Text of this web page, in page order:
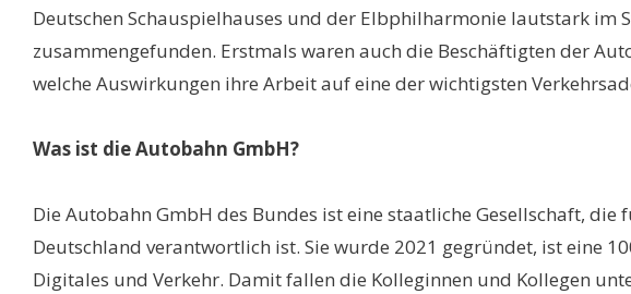
Deutschen Schauspielhauses und der Elbphilharmonie lautstark
zusammengefunden. Erstmals waren auch die Beschäftigten der
welche Auswirkungen ihre Arbeit auf eine der wichtigsten
Was ist die Autobahn GmbH?
Die Autobahn GmbH des Bundes ist eine staatliche Gesellschaft,
Deutschland verantwortlich ist. Sie wurde 2021 gegründet, ist eine
Digitales und Verkehr. Damit fallen die Kolleginnen und Kollegen